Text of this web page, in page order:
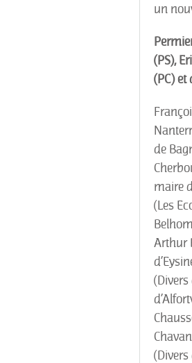
un
(PS),
(PC) et
de
maire
(Les
Arthur
(Divers